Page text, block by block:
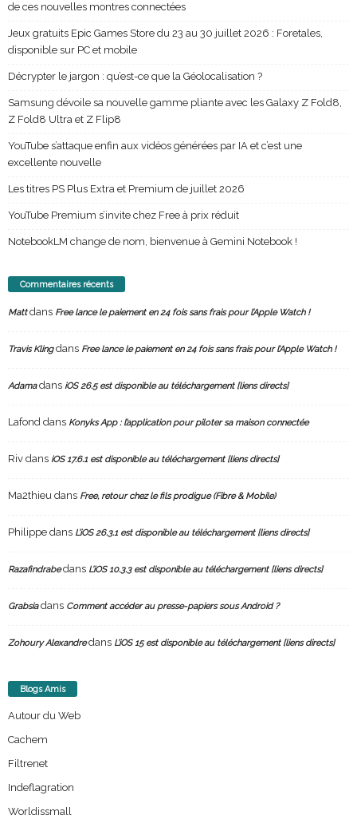
de ces nouvelles montres connectées
Jeux gratuits Epic Games Store du 23 au 30 juillet 2026 : Foretales,
disponible sur PC et mobile
Décrypter le jargon : qu’est-ce que la Géolocalisation ?
Samsung dévoile sa nouvelle gamme pliante avec les Galaxy Z Fold8,
Z Fold8 Ultra et Z Flip8
YouTube s’attaque enfin aux vidéos générées par IA et c’est une
excellente nouvelle
Les titres PS Plus Extra et Premium de juillet 2026
YouTube Premium s’invite chez Free à prix réduit
NotebookLM change de nom, bienvenue à Gemini Notebook !
Commentaires récents
Mattdans Free lance le paiement en 24 fois sans frais pour l’Apple Watch !
Travis Klingdans Free lance le paiement en 24 fois sans frais pour l’Apple Watch !
Adamadans iOS 26.5 est disponible au téléchargement [liens directs]
Lafond dans Konyks App : l’application pour piloter sa maison connectée
Riv dans iOS 17.6.1 est disponible au téléchargement [liens directs]
Ma2thieu dans Free, retour chez le fils prodigue (Fibre & Mobile)
Philippe dans L’iOS 26.3.1 est disponible au téléchargement [liens directs]
Razafindrabedans L’iOS 10.3.3 est disponible au téléchargement [liens directs]
Grabsiadans Comment accéder au presse-papiers sous Android ?
Zohoury Alexandredans L’iOS 15 est disponible au téléchargement [liens directs]
Blogs Amis
Autour du Web
Cachem
Filtrenet
Indeflagration
Worldissmall